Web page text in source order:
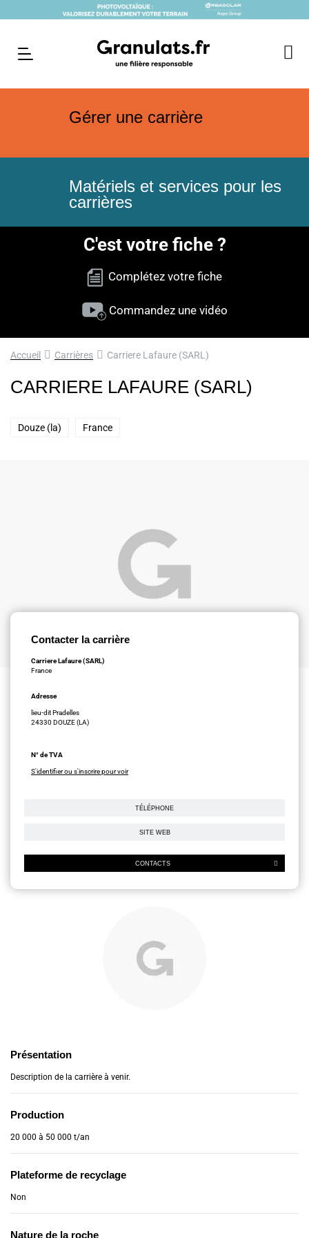
Gérer une carrière
Matériels et services pour les
carrières
C'est votre fiche ?
Complétez votre fiche
Commandez une vidéo
Accueil Carrières Carriere Lafaure (SARL)
CARRIERE LAFAURE (SARL)
Douze (la) France
Contacter la carrière
Carriere Lafaure (SARL)
France
Adresse
lieu-dit Pradelles
24330 DOUZE (LA)
N° de TVA
S'identifier ou s'inscrire pour voir
TÉLÉPHONE
SITE WEB
CONTACTS
Présentation
Description de la carrière à venir.
Production
20 000 à 50 000 t/an
Plateforme de recyclage
Non
Nature de la roche